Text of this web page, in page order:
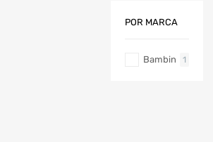
POR MARCA
Bambin 1